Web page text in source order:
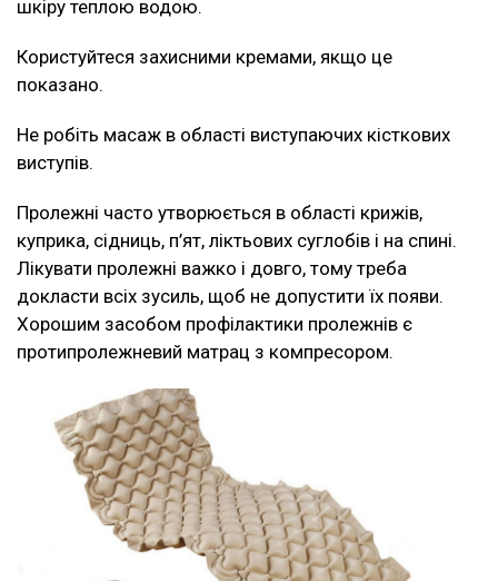
шкіру теплою водою.
Користуйтеся захисними кремами, якщо це
показано.
Не робіть масаж в області виступаючих кісткових
виступів.
Пролежні часто утворюється в області крижів,
куприка, сідниць, п’ят, ліктьових суглобів і на спині.
Лікувати пролежні важко і довго, тому треба
докласти всіх зусиль, щоб не допустити їх появи.
Хорошим засобом профілактики пролежнів є
протипролежневий матрац з компресором.